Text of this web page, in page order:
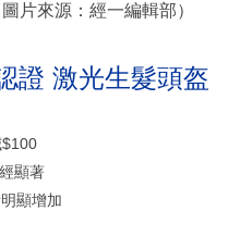
片來源：經一編輯部）
證 激光生髮頭盔
顯著
顯增加